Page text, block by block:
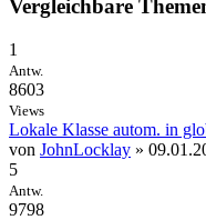
Vergleichbare
1
Antw.
8603
Views
Lokale Klasse autom. in
von JohnLocklay »
5
Antw.
9798